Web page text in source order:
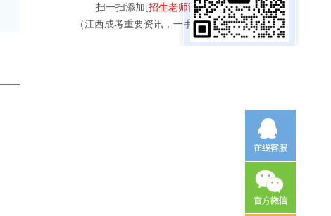
扫一扫添加[招生老师微信]
（江西成考重要资讯，一手掌握！）